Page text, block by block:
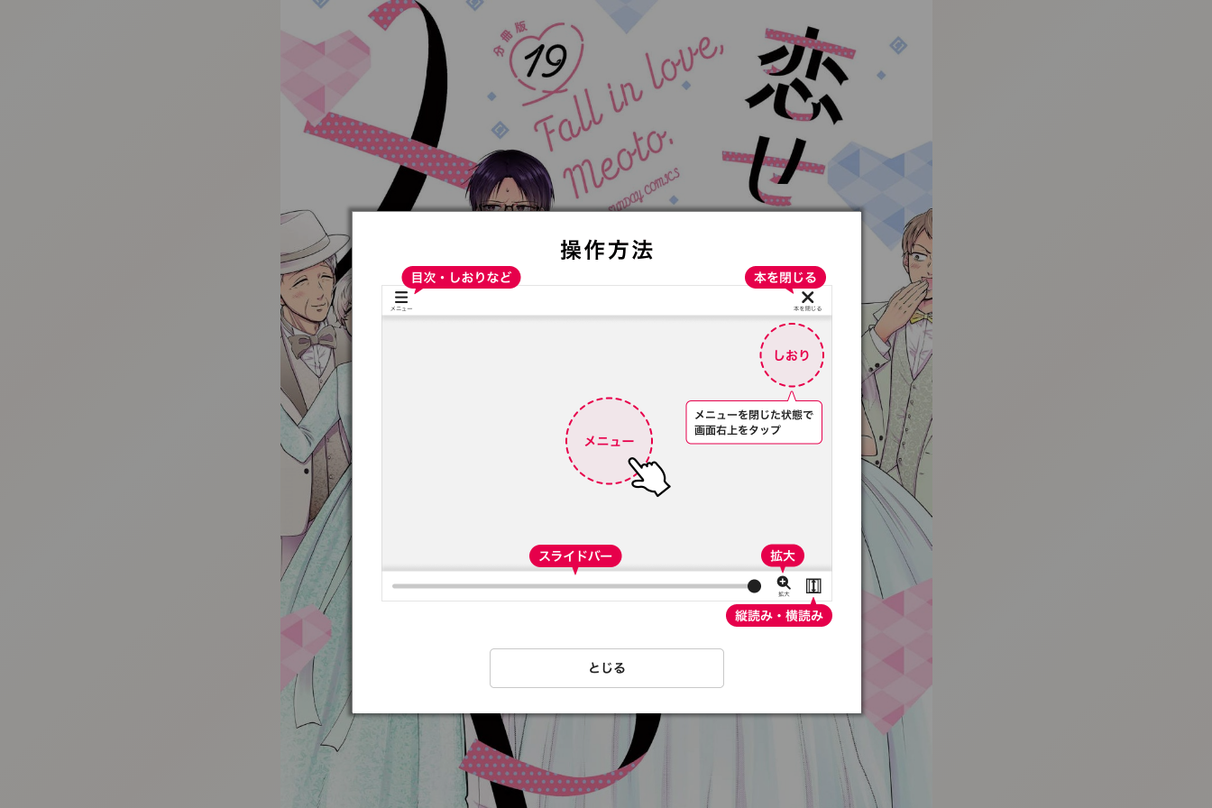
:692.15.692.967:t-vnqp.lunrzsdszk.vn.oi
:692.15.692.967:t-vnqp.lunrzsdszk.vn.oi :692.15.692.967:t-vnqp.lunrzsdszk.vn.oi